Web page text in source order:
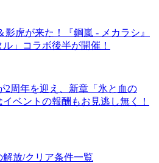
影虎が来た！『鋼嵐 - メカラシ』
」コラボ後半が開催！
2周年を迎え、新章「氷と血の
ベントの報酬もお見逃し無く！
放/クリア条件一覧